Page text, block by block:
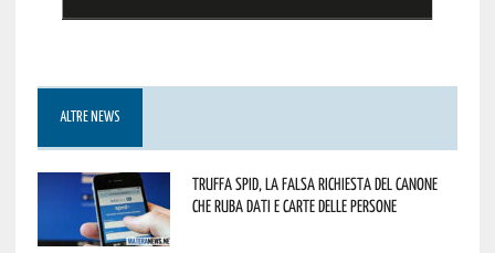
ALTRE NEWS
Truffa Spid, la falsa richiesta del canone
che ruba dati e carte delle persone